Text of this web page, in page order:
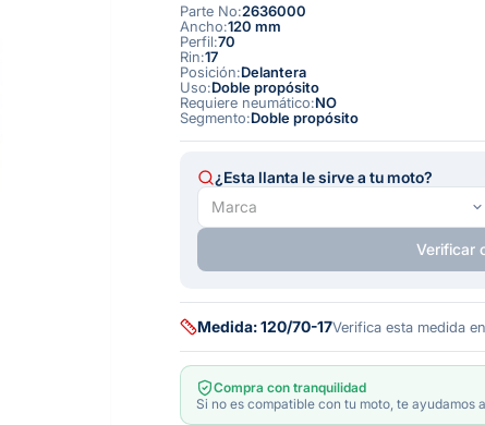
Parte No:2636000
Ancho:120 mm
Perfil:70
Rin:17
Posición:Delantera
Uso:Doble propósito
Requiere neumático:NO
Segmento:Doble propósito
¿Esta llanta le sirve a tu moto?
Verificar
Medida: 120/70-17Verifica esta medida
Compra con tranquilidad
Si no es compatible con tu moto, te ayudamos